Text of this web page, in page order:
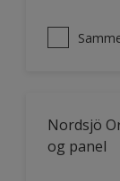
Nordsjö
og panel